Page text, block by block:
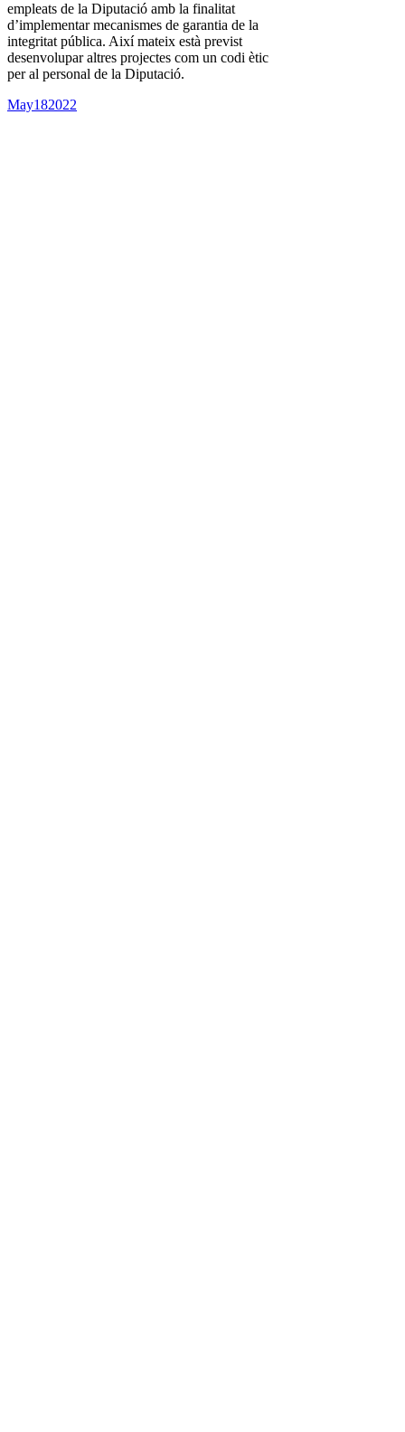
empleats de la Diputació amb la finalitat
d’implementar mecanismes de garantia de la
integritat pública. Així mateix està previst
desenvolupar altres projectes com un codi ètic
per al personal de la Diputació.
May182022